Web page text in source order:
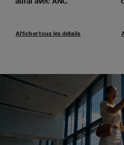
Afficher tous les détails